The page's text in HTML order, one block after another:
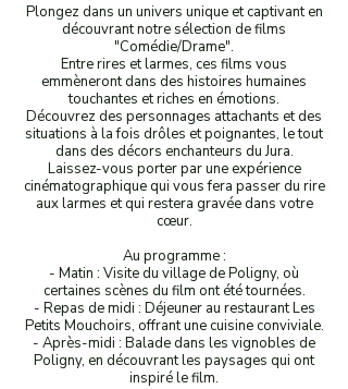
Plongez dans un univers unique et captivant en
découvrant notre sélection de films
"Comédie/Drame".
Entre rires et larmes, ces films vous
emmèneront dans des histoires humaines
touchantes et riches en émotions.
Découvrez des personnages attachants et des
situations à la fois drôles et poignantes, le tout
dans des décors enchanteurs du Jura.
Laissez-vous porter par une expérience
cinématographique qui vous fera passer du rire
aux larmes et qui restera gravée dans votre
cœur.
Au programme :
- Matin : Visite du village de Poligny, où
certaines scènes du film ont été tournées.
- Repas de midi : Déjeuner au restaurant Les
Petits Mouchoirs, offrant une cuisine conviviale.
- Après-midi : Balade dans les vignobles de
Poligny, en découvrant les paysages qui ont
inspiré le film.